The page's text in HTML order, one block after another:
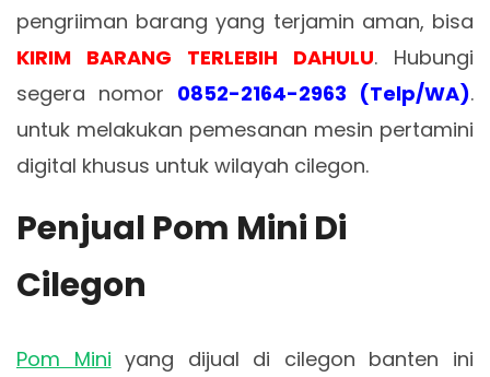
pengriiman barang yang terjamin aman, bisa
KIRIM BARANG TERLEBIH DAHULU. Hubungi
segera nomor 0852-2164-2963 (Telp/WA).
untuk melakukan pemesanan mesin pertamini
digital khusus untuk wilayah cilegon.
Penjual Pom Mini Di
Cilegon
Pom Mini yang dijual di cilegon banten ini